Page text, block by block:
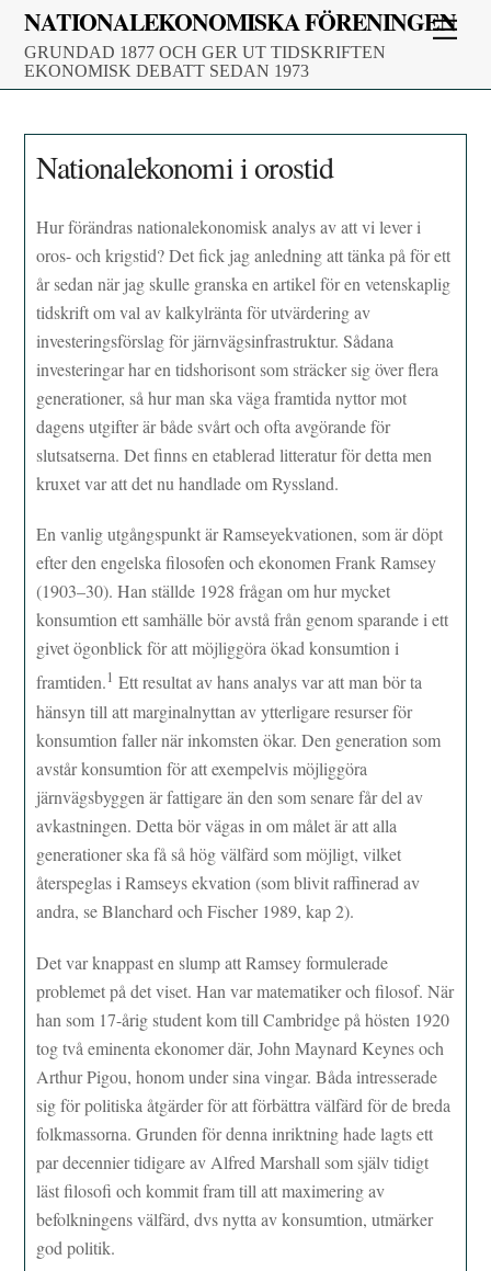
Skip
content
NATIONALEKONOMISKA FÖRENINGEN
GRUNDAD 1877 OCH GER UT TIDSKRIFTEN
EKONOMISK DEBATT SEDAN 1973
Nationalekonomi i orostid
Hur förändras nationalekonomisk analys av att vi lever i
oros- och krigstid? Det fick jag anledning att tänka på för ett
år sedan när jag skulle granska en artikel för en vetenskaplig
tidskrift om val av kalkylränta för utvärdering av
investeringsförslag för järnvägsinfrastruktur. Sådana
investeringar har en tidshorisont som sträcker sig över flera
generationer, så hur man ska väga framtida nyttor mot
dagens utgifter är både svårt och ofta avgörande för
slutsatserna. Det finns en etablerad litteratur för detta men
kruxet var att det nu handlade om Ryssland.
En vanlig utgångspunkt är Ramseyekvationen, som är döpt
efter den engelska filosofen och ekonomen Frank Ramsey
(1903–30). Han ställde 1928 frågan om hur mycket
konsumtion ett samhälle bör avstå från genom sparande i ett
givet ögonblick för att möjliggöra ökad konsumtion i
framtiden.1 Ett resultat av hans analys var att man bör ta
hänsyn till att marginalnyttan av ytterligare resurser för
konsumtion faller när inkomsten ökar. Den generation som
avstår konsumtion för att exempelvis möjliggöra
järnvägsbyggen är fattigare än den som senare får del av
avkastningen. Detta bör vägas in om målet är att alla
generationer ska få så hög välfärd som möjligt, vilket
återspeglas i Ramseys ekvation (som blivit raffinerad av
andra, se Blanchard och Fischer 1989, kap 2).
Det var knappast en slump att Ramsey formulerade
problemet på det viset. Han var matematiker och filosof. När
han som 17-årig student kom till Cambridge på hösten 1920
tog två eminenta ekonomer där, John Maynard Keynes och
Arthur Pigou, honom under sina vingar. Båda intresserade
sig för politiska åtgärder för att förbättra välfärd för de breda
folkmassorna. Grunden för denna inriktning hade lagts ett
par decennier tidigare av Alfred Marshall som själv tidigt
läst filosofi och kommit fram till att maximering av
befolkningens välfärd, dvs nytta av konsumtion, utmärker
god politik.